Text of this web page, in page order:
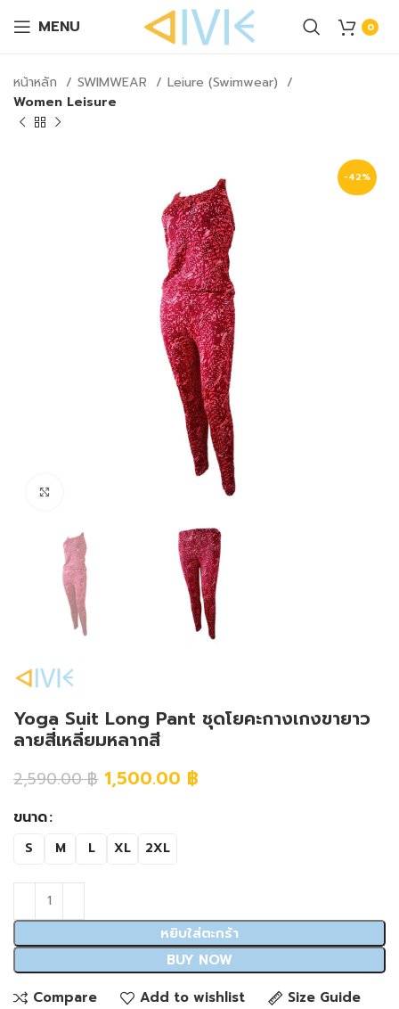
MENU 0
หน้าหลัก SWIMWEAR
Leiure (Swimwear)
Women Leisure
-42%
Yoga Suit Long Pant ชุดโยคะกางเกงขายาว
ลายสี่เหลี่ยมหลากสี
2,590.00฿ 1,500.00 ฿
ขนาด
S M L XL 2XL
หยิบใส่ตะกร้า
BUY NOW
Compare
Add to wishlist Size Guide